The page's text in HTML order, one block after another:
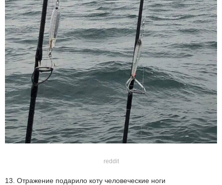
reddit
13. Отражение подарило коту человеческие ноги